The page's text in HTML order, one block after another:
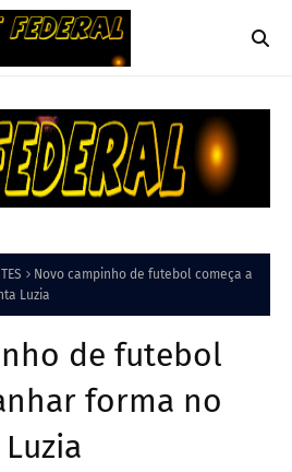
Novo campinho de futebol começa a
Luzia
de futebol
forma no